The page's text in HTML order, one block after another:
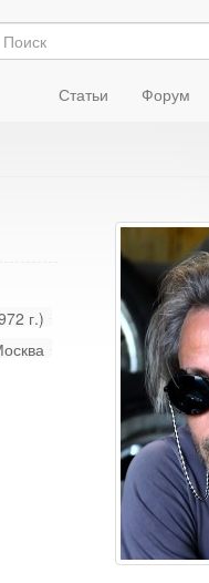
Статьи Форум
г.)